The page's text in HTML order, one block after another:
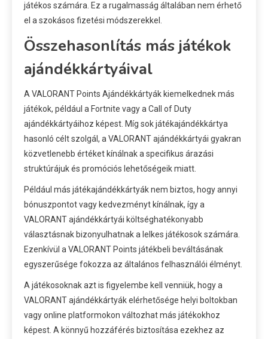
játékos számára. Ez a rugalmasság általában nem érhető
el a szokásos fizetési módszerekkel.
Összehasonlítás más játékok
ajándékkártyáival
A VALORANT Points Ajándékkártyák kiemelkednek más
játékok, például a Fortnite vagy a Call of Duty
ajándékkártyáihoz képest. Míg sok játékajándékkártya
hasonló célt szolgál, a VALORANT ajándékkártyái gyakran
közvetlenebb értéket kínálnak a specifikus árazási
struktúrájuk és promóciós lehetőségeik miatt.
Például más játékajándékkártyák nem biztos, hogy annyi
bónuszpontot vagy kedvezményt kínálnak, így a
VALORANT ajándékkártyái költséghatékonyabb
választásnak bizonyulhatnak a lelkes játékosok számára.
Ezenkívül a VALORANT Points játékbeli beváltásának
egyszerűsége fokozza az általános felhasználói élményt.
A játékosoknak azt is figyelembe kell venniük, hogy a
VALORANT ajándékkártyák elérhetősége helyi boltokban
vagy online platformokon változhat más játékokhoz
képest. A könnyű hozzáférés biztosítása ezekhez az